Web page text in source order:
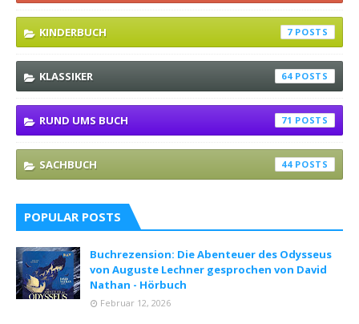
KINDERBUCH 7
KLASSIKER 64
RUND UMS BUCH 71
SACHBUCH 44
POPULAR POSTS
Buchrezension: Die Abenteuer des Odysseus
von Auguste Lechner gesprochen von David
Nathan - Hörbuch
Februar 12, 2026